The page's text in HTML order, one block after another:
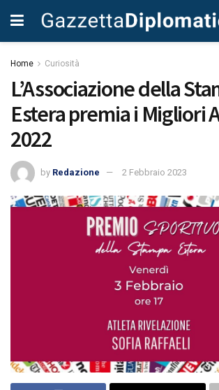
Home Curiosità
L’Associazione della
Estera premia i Migliori
2022
by Redazione 2 Febbraio 2023